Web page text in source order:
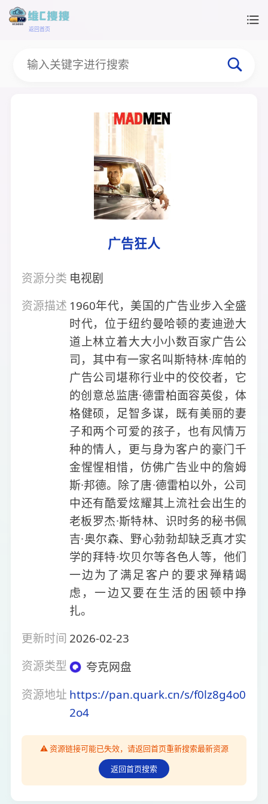
返回首页
广告狂人
资源分类 电视剧
资源描述 1960年代，美国的广告业步入全盛
时代，位于纽约曼哈顿的麦迪逊大
道上林立着大大小小数百家广告公
司，其中有一家名叫斯特林·库帕的
广告公司堪称行业中的佼佼者，它
的创意总监唐·德雷柏面容英俊，体
格健硕，足智多谋，既有美丽的妻
子和两个可爱的孩子，也有风情万
种的情人，更与身为客户的豪门千
金惺惺相惜，仿佛广告业中的詹姆
斯·邦德。除了唐·德雷柏以外，公司
中还有酷爱炫耀其上流社会出生的
老板罗杰·斯特林、识时务的秘书佩
吉·奥尔森、野心勃勃却缺乏真才实
学的拜特·坎贝尔等各色人等，他们
一边为了满足客户的要求殚精竭
虑，一边又要在生活的困顿中挣
扎。
更新时间 2026-02-23
资源类型
夸克网盘
资源地址 https://pan.quark.cn/s/f0lz8g4o0
2o4
⚠️ 资源链接可能已失效，请返回首页重新搜索最新资源
返回首页搜索